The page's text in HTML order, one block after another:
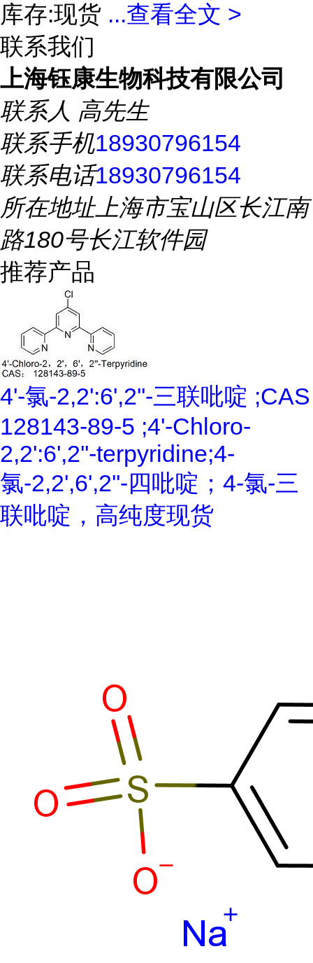
库存:现货 ...查看全文 >
联系我们
上海钰康生物科技有限公司
联系人 高先生
联系手机18930796154
联系电话18930796154
所在地址上海市宝山区长江南
路180号长江软件园
推荐产品
4'-氯-2,2':6',2''-三联吡啶 ;CAS
128143-89-5 ;4'-Chloro-
2,2':6',2''-terpyridine;4-
氯-2,2',6',2''-四吡啶；4-氯-三
联吡啶，高纯度现货